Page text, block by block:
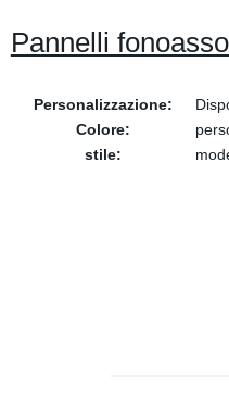
Pannelli
Personalizzazione:
Colore:
stile: